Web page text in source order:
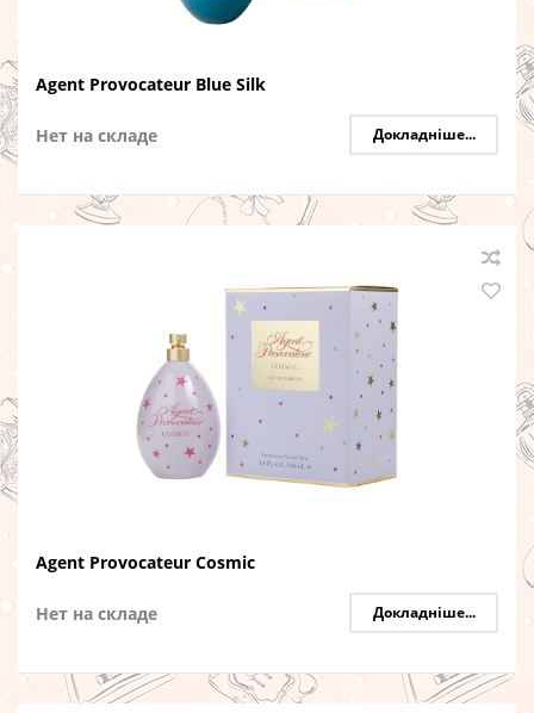
Agent Provocateur Blue Silk
Нет на складе Докладніше...
Agent Provocateur Cosmic
Нет на складе Докладніше...